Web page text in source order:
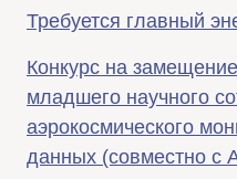
Требуется главный
Конкурс на
младшего научного
аэрокосмического
данных (совместно с